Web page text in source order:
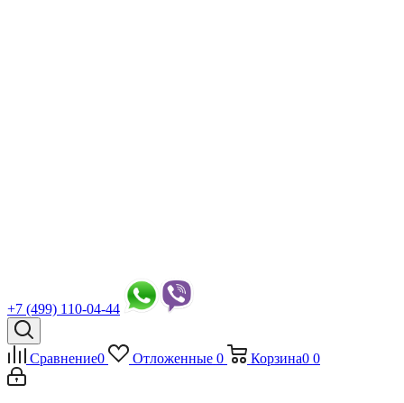
+7 (499) 110-04-44
Сравнение0 Отложенные 0 Корзина0 0